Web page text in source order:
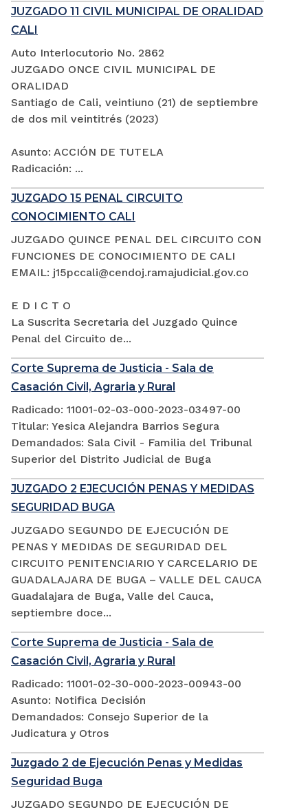
JUZGADO 11 CIVIL MUNICIPAL DE ORALIDAD
CALI
Auto Interlocutorio No. 2862
JUZGADO ONCE CIVIL MUNICIPAL DE
ORALIDAD
Santiago de Cali, veintiuno (21) de septiembre
de dos mil veintitrés (2023)
Asunto: ACCIÓN DE TUTELA
Radicación: ...
JUZGADO 15 PENAL CIRCUITO
CONOCIMIENTO CALI
JUZGADO QUINCE PENAL DEL CIRCUITO CON
FUNCIONES DE CONOCIMIENTO DE CALI
EMAIL: j15pccali@cendoj.ramajudicial.gov.co
E D I C T O
La Suscrita Secretaria del Juzgado Quince
Penal del Circuito de...
Corte Suprema de Justicia - Sala de
Casación Civil, Agraria y Rural
Radicado: 11001-02-03-000-2023-03497-00
Titular: Yesica Alejandra Barrios Segura
Demandados: Sala Civil - Familia del Tribunal
Superior del Distrito Judicial de Buga
JUZGADO 2 EJECUCIÓN PENAS Y MEDIDAS
SEGURIDAD BUGA
JUZGADO SEGUNDO DE EJECUCIÓN DE
PENAS Y MEDIDAS DE SEGURIDAD DEL
CIRCUITO PENITENCIARIO Y CARCELARIO DE
GUADALAJARA DE BUGA – VALLE DEL CAUCA
Guadalajara de Buga, Valle del Cauca,
septiembre doce...
Corte Suprema de Justicia - Sala de
Casación Civil, Agraria y Rural
Radicado: 11001-02-30-000-2023-00943-00
Asunto: Notifica Decisión
Demandados: Consejo Superior de la
Judicatura y Otros
Juzgado 2 de Ejecución Penas y Medidas
Seguridad Buga
JUZGADO SEGUNDO DE EJECUCIÓN DE